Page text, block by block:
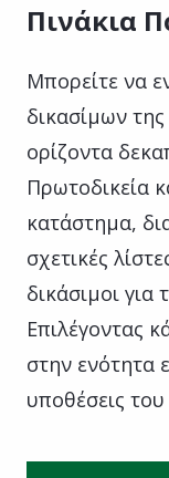
Πινάκια
Μπορείτε να
δικασίμων της
ορίζοντα
Πρωτοδικεία
κατάστημα,
σχετικές
δικάσιμοι για
Επιλέγοντας
στην ενότητα
υποθέσεις